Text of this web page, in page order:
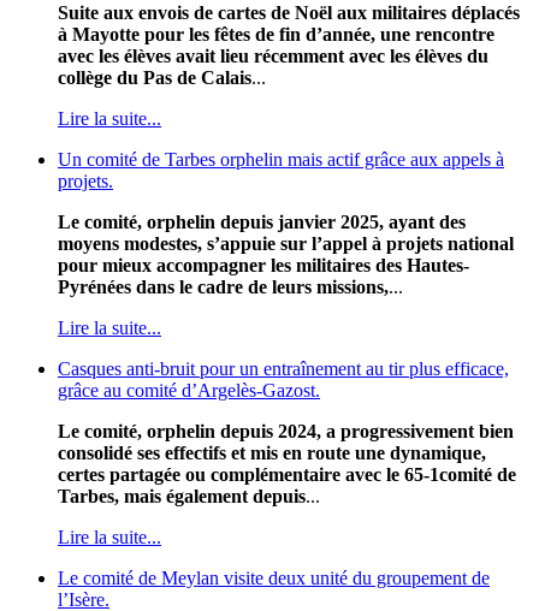
Suite aux envois de cartes de Noël aux militaires déplacés
à Mayotte pour les fêtes de fin d’année, une rencontre
avec les élèves avait lieu récemment avec les élèves du
collège du Pas de Calais...
Lire la suite...
Un comité de Tarbes orphelin mais actif grâce aux appels à
projets.
Le comité, orphelin depuis janvier 2025, ayant des
moyens modestes, s’appuie sur l’appel à projets national
pour mieux accompagner les militaires des Hautes-
Pyrénées dans le cadre de leurs missions,...
Lire la suite...
Casques anti-bruit pour un entraînement au tir plus efficace,
grâce au comité d’Argelès-Gazost.
Le comité, orphelin depuis 2024, a progressivement bien
consolidé ses effectifs et mis en route une dynamique,
certes partagée ou complémentaire avec le 65-1comité de
Tarbes, mais également depuis...
Lire la suite...
Le comité de Meylan visite deux unité du groupement de
l’Isère.